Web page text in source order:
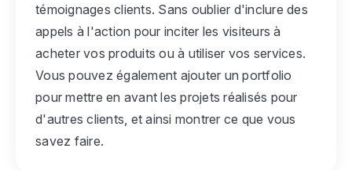
témoignages clients. Sans oublier d'inclure des
appels à l'action pour inciter les visiteurs à
acheter vos produits ou à utiliser vos services.
Vous pouvez également ajouter un portfolio
pour mettre en avant les projets réalisés pour
d'autres clients, et ainsi montrer ce que vous
savez faire.